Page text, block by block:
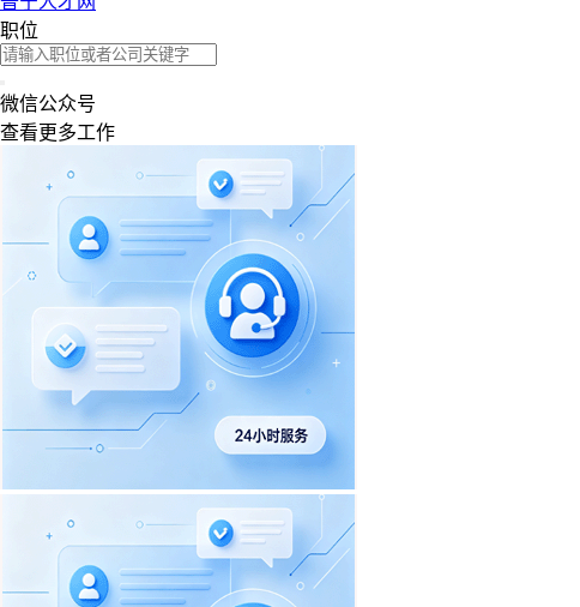
职位
微信公众号
查看更多工作